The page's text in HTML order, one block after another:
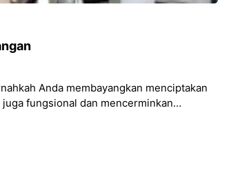
Anda membayangkan menciptakan
fungsional dan mencerminkan